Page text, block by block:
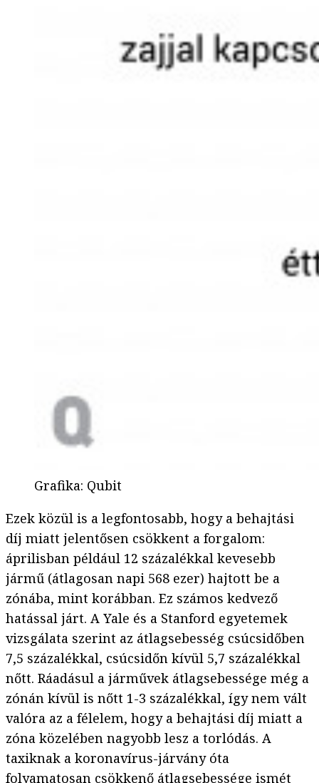
Grafika: Qubit
Ezek közül is a legfontosabb, hogy a behajtási
díj miatt jelentősen csökkent a forgalom:
áprilisban például 12 százalékkal kevesebb
jármű (átlagosan napi 568 ezer) hajtott be a
zónába, mint korábban. Ez számos kedvező
hatással járt. A Yale és a Stanford egyetemek
vizsgálata szerint az átlagsebesség csúcsidőben
7,5 százalékkal, csúcsidőn kívül 5,7 százalékkal
nőtt. Ráadásul a járművek átlagsebessége még a
zónán kívül is nőtt 1-3 százalékkal, így nem vált
valóra az a félelem, hogy a behajtási díj miatt a
zóna közelében nagyobb lesz a torlódás. A
taxiknak a koronavírus-járvány óta
folyamatosan csökkenő átlagsebessége ismét